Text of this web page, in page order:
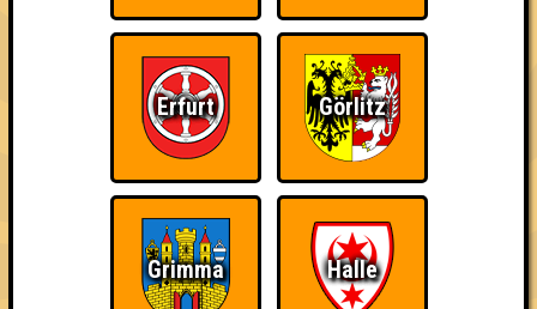
schließlich verdient! Entsprechend gibt es für diese auch
The Last of Us
Schon wieder zum
Wiederzehn macht
Erfurt Görlitz
Grimma Halle